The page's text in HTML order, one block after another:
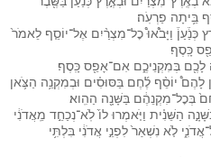
בֵּ֥יתָה פַרְעֹֽה׃
וַיָּבֹ֩אוּ֩ כׇל־מִצְרַ֨יִם אֶל־יוֹסֵ֤ף לֵאמֹר֙
כָּֽסֶף׃
לָכֶ֖ם בְּמִקְנֵיכֶ֑ם אִם־אָפֵ֖ס כָּֽסֶף׃
לָהֶם֩ יוֹסֵ֨ף לֶ֜חֶם בַּסּוּסִ֗ים וּבְמִקְנֵ֥ה הַצֹּ֛אן
בְּכׇל־מִקְנֵהֶ֔ם בַּשָּׁנָ֖ה הַהִֽוא׃
הַשֵּׁנִ֗ית וַיֹּ֤אמְרוּ לוֹ֙ לֹֽא־נְכַחֵ֣ד מֵֽאֲדֹנִ֔י
לֹ֤א נִשְׁאַר֙ לִפְנֵ֣י אֲדֹנִ֔י בִּלְתִּ֥י